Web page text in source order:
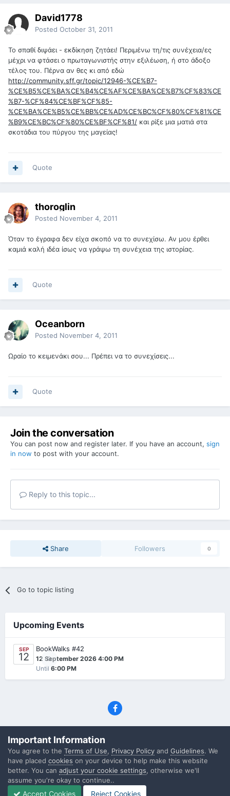
David1778
Posted October 31, 2011
Το σπαθί διψάει - εκδίκηση ζητάει! Περιμένω τη/τις συνέχεια/ες
μέχρι να φτάσει ο πρωταγωνιστής στην εξιλέωση, ή στο άδοξο
τέλος του. Πέρνα αν θες κι από εδώ
http://community.sff.gr/topic/12946-%CE%B7-
%CE%B5%CE%BA%CE%B4%CE%AF%CE%BA%CE%B7%CF%83%CE
%B7-%CF%84%CE%BF%CF%85-
%CE%BA%CE%B5%CE%BB%CE%AD%CE%BC%CF%80%CF%81%CE
%B9%CE%BC%CF%80%CE%BF%CF%81/ και ρίξε μια ματιά στα
σκοτάδια του πύργου της μαγείας!
Quote
thoroglin
Posted November 4, 2011
Όταν το έγραφα δεν είχα σκοπό να το συνεχίσω. Αν μου έρθει
καμιά καλή ιδέα ίσως να γράψω τη συνέχεια της ιστορίας.
Quote
Oceanborn
Posted November 4, 2011
Ωραίο το κειμενάκι σου... Πρέπει να το συνεχίσεις...
Quote
Join the conversation
You can post now and register later. If you have an account, sign
in now to post with your account.
Reply to this topic...
Share Followers 0
Go to topic listing
Upcoming Events
SEP
12 0
BookWalks #42
12 September 2026 4:00 PM
Until 6:00 PM
(C) SFF.gr, All rights reserved
Powered by Invision Community
Important Information
You agree to the Terms of Use, Privacy Policy and Guidelines. We
have placed cookies on your device to help make this website
better. You can adjust your cookie settings, otherwise we'll
assume you're okay to continue..
Accept Cookies Reject Cookies